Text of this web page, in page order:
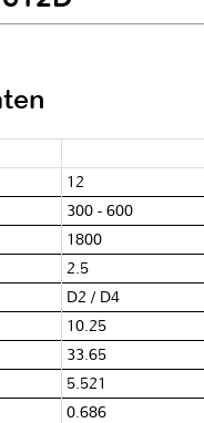
12
300 - 600
1800
2.5
D2 / D4
10.25
33.65
5.521
0.686